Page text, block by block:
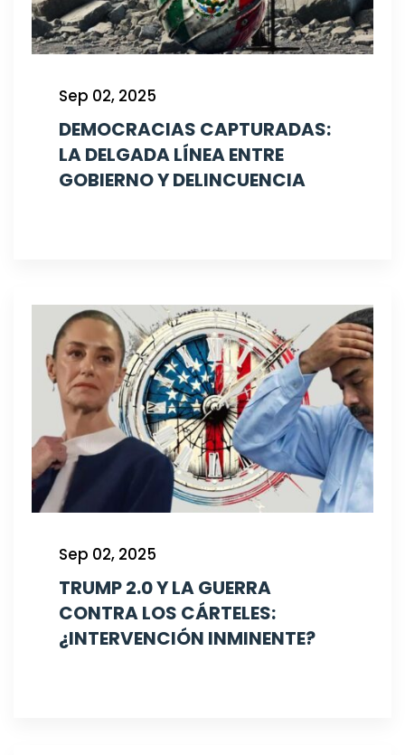
Sep 02, 2025
DEMOCRACIAS CAPTURADAS:
LA DELGADA LÍNEA ENTRE
GOBIERNO Y DELINCUENCIA
Sep 02, 2025
TRUMP 2.0 Y LA GUERRA
CONTRA LOS CÁRTELES:
¿INTERVENCIÓN INMINENTE?